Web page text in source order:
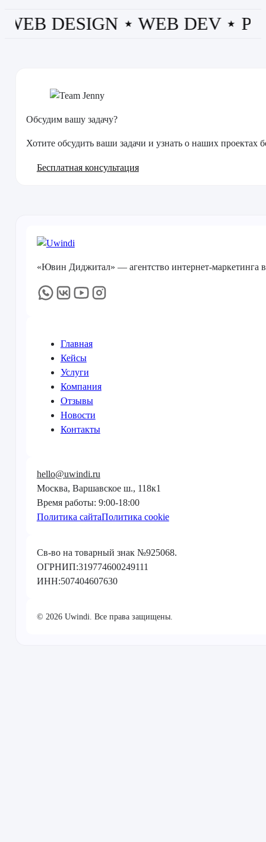
DESIGN ⋆ WEB DEV ⋆ PPC
Обсудим вашу задачу?
Хотите обсудить ваши задачи и узнать о наших
Бесплатная консультация
«Ювин Диджитал» — агентство интернет-маркетинга
Главная
Кейсы
Услуги
Компания
Отзывы
Новости
Контакты
hello@uwindi.ru
Москва, Варшавское ш., 118к1
Время работы: 9:00-18:00
Политика сайтаПолитика cookie
Св-во на товарный знак №925068.
ОГРНИП:319774600249111
ИНН:507404607630
© 2026 Uwindi. Все права защищены.